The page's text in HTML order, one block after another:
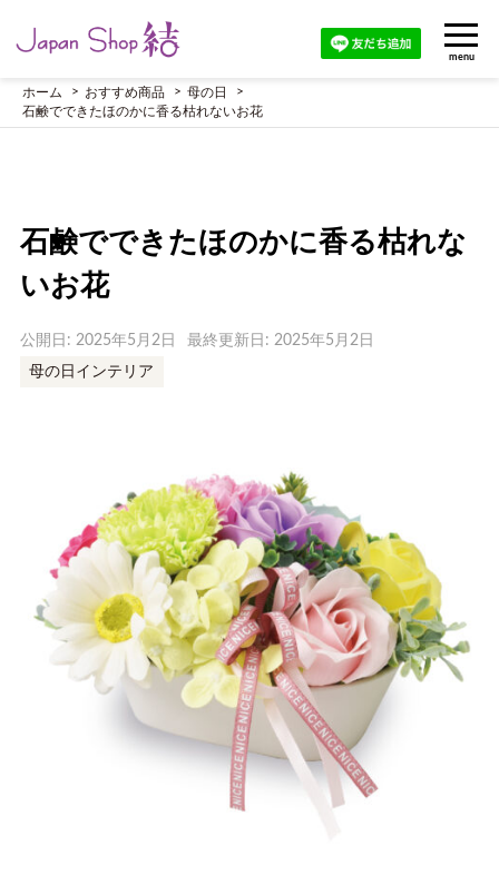
menu
ホーム おすすめ商品
母の日
石鹸でできたほのかに香る枯れないお花
石鹸でできたほのかに香る枯れな
いお花
公開日: 2025年5月2日
最終更新日: 2025年5月2日
母の日インテリア